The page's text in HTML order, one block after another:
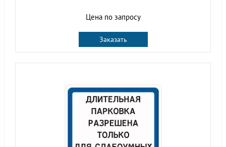
Цена по запросу
Заказать